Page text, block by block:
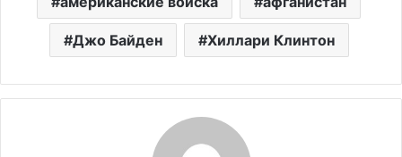
Джо Байден Хиллари Клинтон